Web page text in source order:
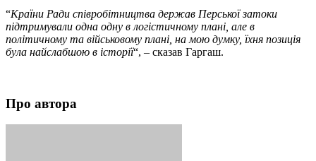
“Країни Ради співробітництва держав Перської затоки
підтримували одна одну в логістичному плані, але в
політичному та військовому плані, на мою думку, їхня позиція
була найслабшою в історії“, – сказав Гаргаш.
Про автора